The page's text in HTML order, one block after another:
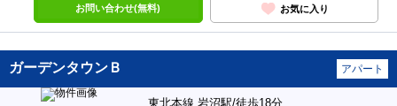
3階建 / 築25年